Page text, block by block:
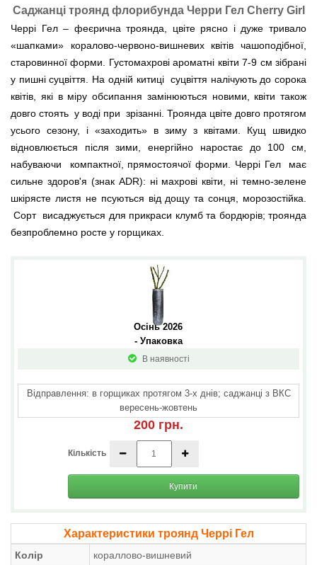
Саджанці троянд флорибунда Черри Гел Cherry Girl
Черрі Гел – феєрична троянда, цвіте рясно і дуже тривало
«шапками» коралово-червоно-вишневих квітів чашоподібної,
старовинної форми. Густомахрові ароматні квіти 7-9 см зібрані
у пишні суцвіття. На одній китиці суцвіття налічують до сорока
квітів, які в міру обсипання замінюються новими, квіти також
довго стоять у воді при зрізанні. Троянда цвіте довго протягом
усього сезону, і «заходить» в зиму з квітами. Кущ швидко
відновлюється після зими, енергійно наростає до 100 см,
набуваючи компактної, прямостоячої форми. Черрі Гел має
сильне здоров'я (знак ADR): ні махрові квіти, ні темно-зелене
шкірясте листя не псуються від дощу та сонця, морозостійка.
Сорт висаджується для прикраси клумб та бордюрів; троянда
безпроблемно росте у горщиках.
Осінь 2026
- Упаковка
В наявності
Відправлення: в горщиках протягом 3-х днів; саджанці з ВКС
вересень-жовтень
200 грн.
Кількість
Купити
Характеристики троянд Черрі Гел
Колір
кораллово-вишневий